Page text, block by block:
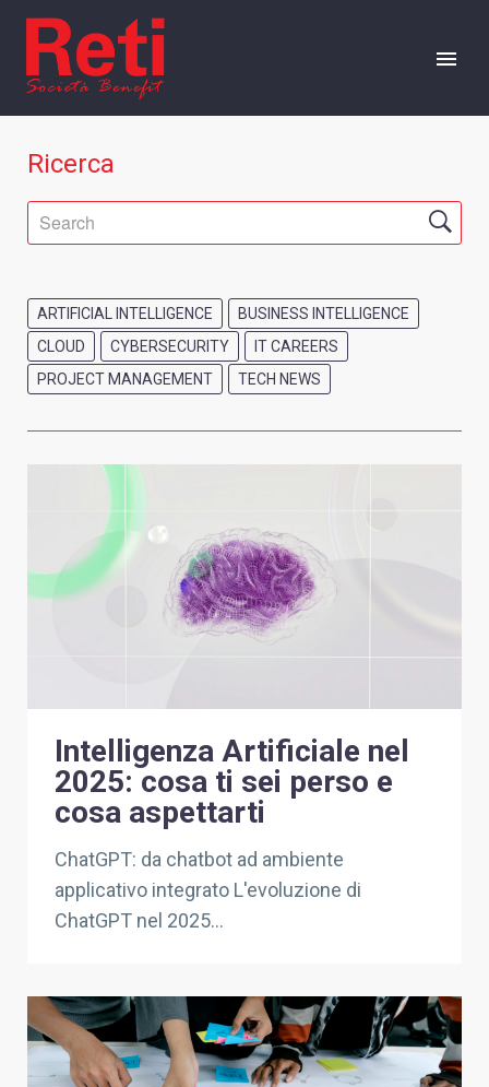
CHI SIAMO
OFFERTA
EVENTI
RISORSE
CONTATTI
Ricerca
ARTIFICIAL INTELLIGENCE
BUSINESS INTELLIGENCE
CLOUD
CYBERSECURITY
IT CAREERS
PROJECT MANAGEMENT
TECH NEWS
Intelligenza Artificiale nel
2025: cosa ti sei perso e
cosa aspettarti
ChatGPT: da chatbot ad ambiente
applicativo integrato L'evoluzione di
ChatGPT nel 2025...